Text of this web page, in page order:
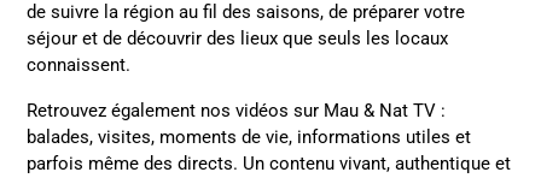
de suivre la région au fil des saisons, de préparer votre
séjour et de découvrir des lieux que seuls les locaux
connaissent.
Retrouvez également nos vidéos sur Mau & Nat TV :
balades, visites, moments de vie, informations utiles et
parfois même des directs. Un contenu vivant, authentique et